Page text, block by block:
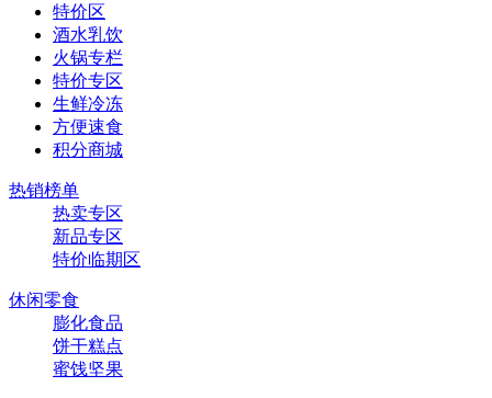
特价区
酒水乳饮
火锅专栏
特价专区
生鲜冷冻
方便速食
积分商城
热销榜单
热卖专区
新品专区
特价临期区
休闲零食
膨化食品
饼干糕点
蜜饯坚果